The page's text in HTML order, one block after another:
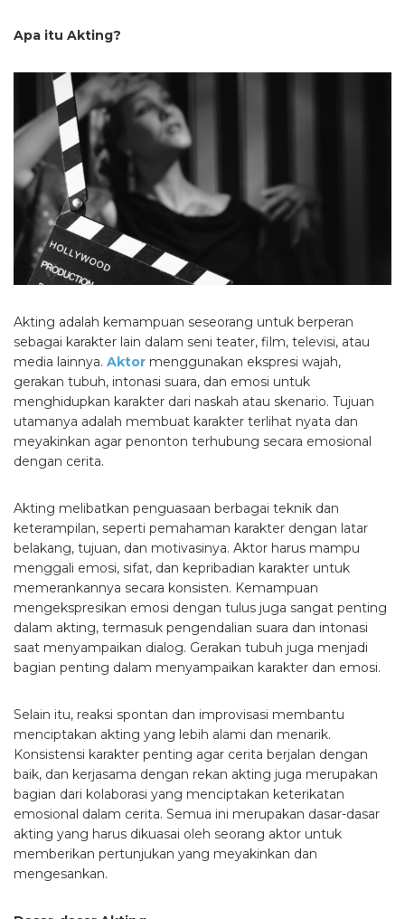
Apa itu Akting?
Akting adalah kemampuan seseorang untuk berperan
sebagai karakter lain dalam seni teater, film, televisi, atau
media lainnya. Aktor menggunakan ekspresi wajah,
gerakan tubuh, intonasi suara, dan emosi untuk
menghidupkan karakter dari naskah atau skenario. Tujuan
utamanya adalah membuat karakter terlihat nyata dan
meyakinkan agar penonton terhubung secara emosional
dengan cerita.
Akting melibatkan penguasaan berbagai teknik dan
keterampilan, seperti pemahaman karakter dengan latar
belakang, tujuan, dan motivasinya. Aktor harus mampu
menggali emosi, sifat, dan kepribadian karakter untuk
memerankannya secara konsisten. Kemampuan
mengekspresikan emosi dengan tulus juga sangat penting
dalam akting, termasuk pengendalian suara dan intonasi
saat menyampaikan dialog. Gerakan tubuh juga menjadi
bagian penting dalam menyampaikan karakter dan emosi.
Selain itu, reaksi spontan dan improvisasi membantu
menciptakan akting yang lebih alami dan menarik.
Konsistensi karakter penting agar cerita berjalan dengan
baik, dan kerjasama dengan rekan akting juga merupakan
bagian dari kolaborasi yang menciptakan keterikatan
emosional dalam cerita. Semua ini merupakan dasar-dasar
akting yang harus dikuasai oleh seorang aktor untuk
memberikan pertunjukan yang meyakinkan dan
mengesankan.